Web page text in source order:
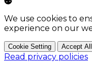
We use cookies to
experience on our
Cookie Setting Accept
Read privacy policies